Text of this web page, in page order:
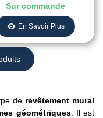
Sur commande
En Savoir Plus
de revêtement mural
géométriques. Il est